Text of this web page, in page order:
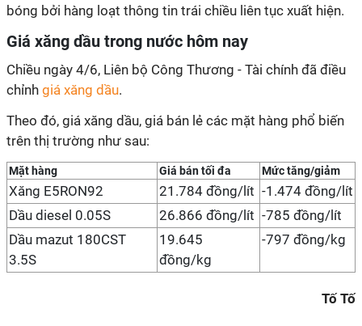
bóng bởi hàng loạt thông tin trái chiều liên tục xuất hiện.
Giá xăng dầu trong nước hôm nay
Chiều ngày 4/6, Liên bộ Công Thương - Tài chính đã điều
chỉnh giá xăng dầu.
Theo đó, giá xăng dầu, giá bán lẻ các mặt hàng phổ biến
trên thị trường như sau:
Mặt hàng Giá bán tối đa Mức tăng/giảm
Xăng E5RON92 21.784 đồng/lít -1.474 đồng/lít
Dầu diesel 0.05S
26.866 đồng/lít -785 đồng/lít
Dầu mazut 180CST
3.5S
19.645
đồng/kg
-797 đồng/kg
Tố Tố